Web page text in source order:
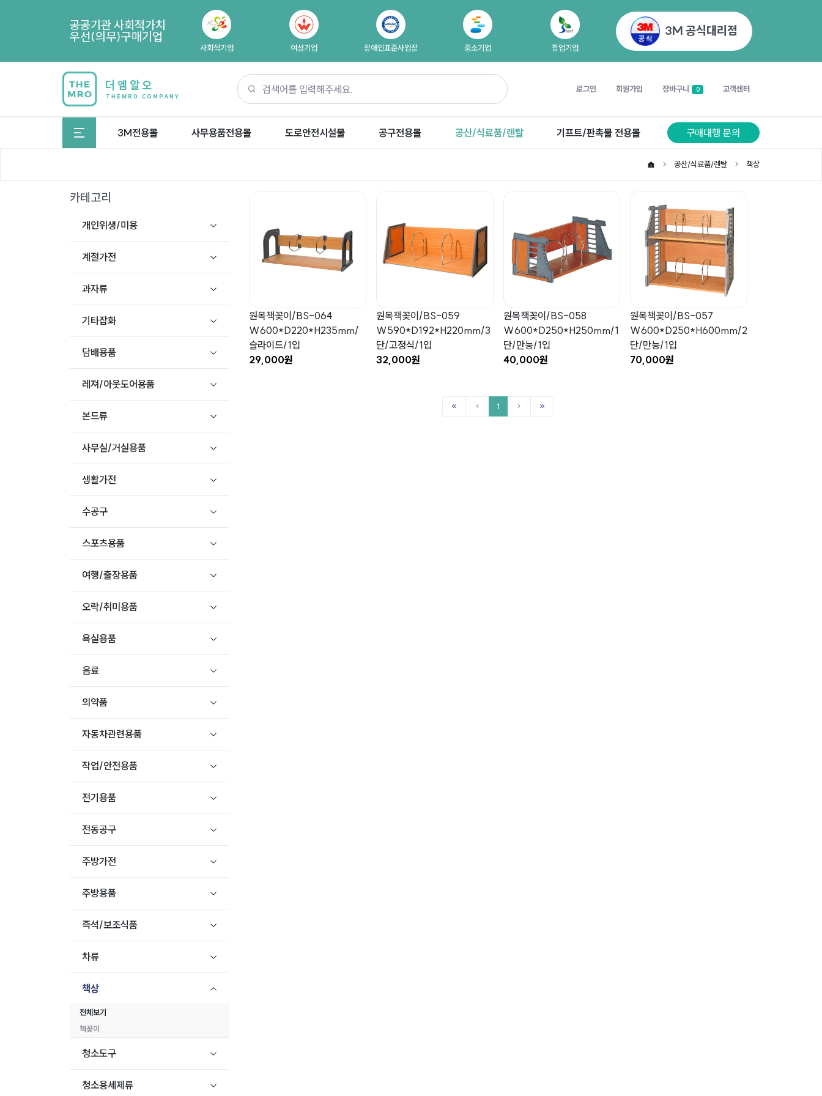
공공기관 사회적가치
우선(의무)구매기업
사회적기업 여성기업 장애인표준사업장 중소기업 창업기업
3M 공식대리점
로그인 회원가입 장바구니 0 고객센터
3M전용몰 사무용품전용몰 도로안전시설물 공구전용몰 공산/식료품/렌탈 기프트/판촉물 전용몰 구매대행 문의
공산/식료품/렌탈 책상
카테고리
개인위생/미용
계절가전
과자류
기타잡화
담배용품
레져/아웃도어용품
본드류
사무실/거실용품
생활가전
수공구
스포츠용품
여행/출장용품
오락/취미용품
욕실용품
음료
의약품
자동차관련용품
작업/안전용품
전기용품
전동공구
주방가전
주방용품
즉석/보조식품
차류
책상
전체보기
책꽂이
청소도구
청소용세제류
원목책꽂이/BS-064
W600*D220*H235mm/
슬라이드/1입
29,000원
원목책꽂이/BS-059
W590*D192*H220mm/3
단/고정식/1입
32,000원
원목책꽂이/BS-058
W600*D250*H250mm/1
단/만능/1입
40,000원
원목책꽂이/BS-057
W600*D250*H600mm/2
단/만능/1입
70,000원
1